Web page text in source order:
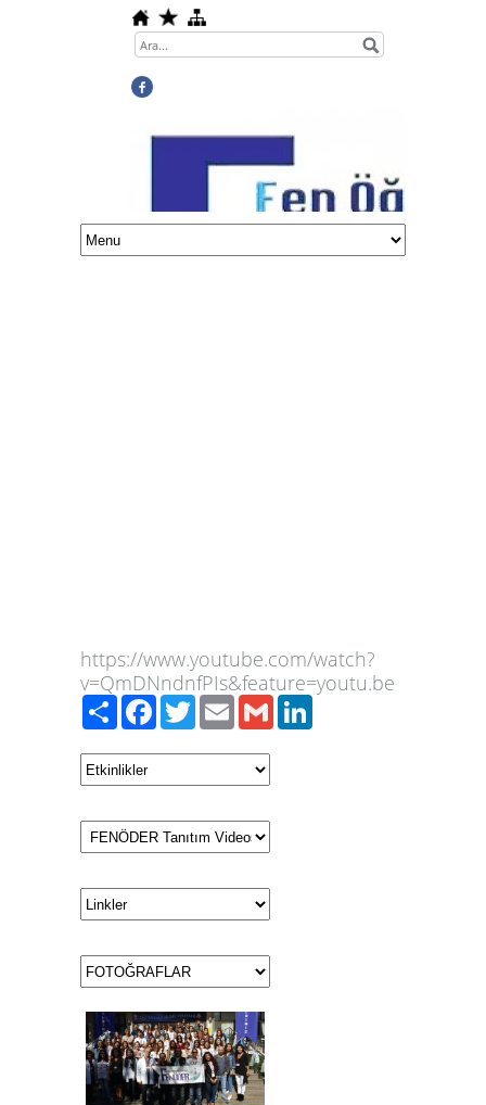
https://www.youtube.com/watch?
v=QmDNndnfPIs&feature=youtu.be
PaylaşFacebook
TwitterEmailGmailLinkedIn